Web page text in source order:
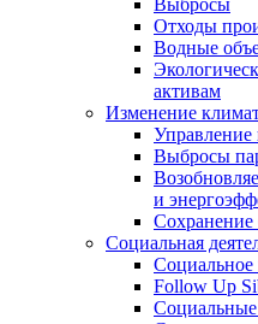
Выбросы
Отходы
Водные
активам
Изменение
Управление
Выбросы
и
Сохранение
Социальная
Социальное
Follow Up
Социальные